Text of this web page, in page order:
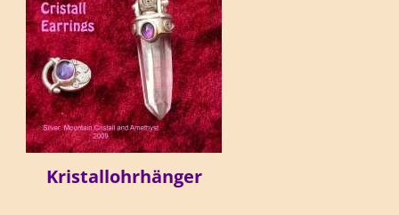
Kristallohrhänger